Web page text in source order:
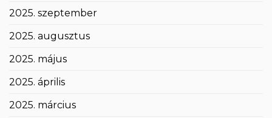
2025. szeptember
2025. augusztus
2025. május
2025. április
2025. március